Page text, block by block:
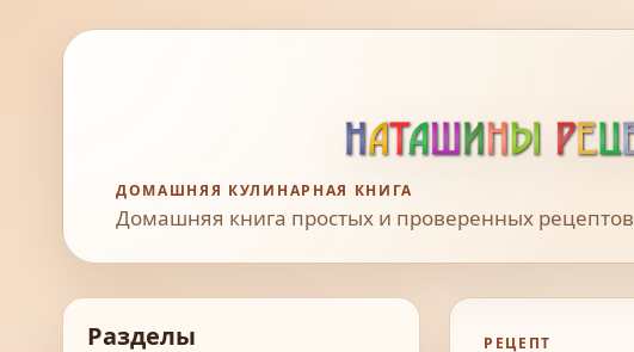
ДОМАШНЯЯ КУЛИНАРНАЯ КНИГА
Домашняя книга простых и проверенных рецептов
Разделы РЕЦЕПТ